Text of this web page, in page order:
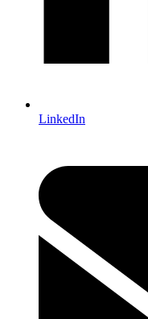
LinkedIn